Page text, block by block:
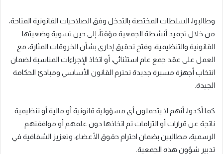
وطالبوا، السلطات المختصة بالتدخل وفق الصلاحيات القانونية المتاحة،
من خلال تجميد أنشطة الجمعية مؤقتاً، إلى حين تسوية وضعيتها
القانونية والتنظيمية، وفتح تحقيق إداري بشأن الخروقات المثارة، مع
العمل على عقد جمع عام استثنائي، أو اتخاذ الإجراءات المناسبة لضمان
انتخاب أجهزة مسيرة جديدة تحترم القانون الأساسي ومبادئ الحكامة
الجيدة.
كما أكدوا، أنهم لا يتحملون أي مسؤولية قانونية أو مالية أو تنظيمية
ناتجة عن قرارات أو التزامات تم اتخاذها دون علمهم أو موافقتهم
الرسمية، مطالبين بضمان احترام حقوق الأعضاء، وتعزيز الشفافية في
تدبير شؤون هذه الجمعية.